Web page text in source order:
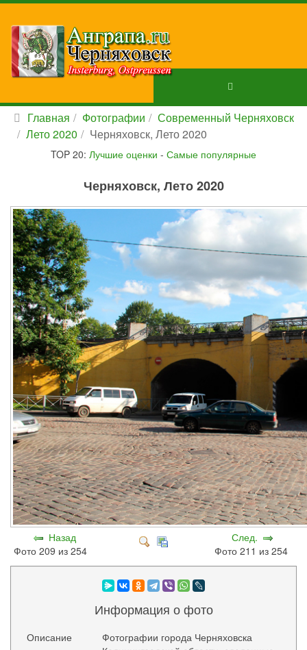
Главная Фотографии
Современный Черняховск
Лето 2020
Черняховск, Лето 2020
TOP 20: Лучшие оценки - Самые популярные
Черняховск, Лето 2020
Назад
Фото 209 из 254
След.
Фото 211 из 254
Информация о фото
Описание
Фотографии города Черняховска